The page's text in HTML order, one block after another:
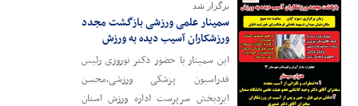
برگزار شد
سمینار علمی ورزشی بازگشت مجدد
ورزشکاران آسیب دیده به ورزش
این سمینار با حضور دکتر نوروزی رئیس
فدراسیون پزشکی ورزشی،محسن
ایزدبخش سرپرست اداره ورزش استان